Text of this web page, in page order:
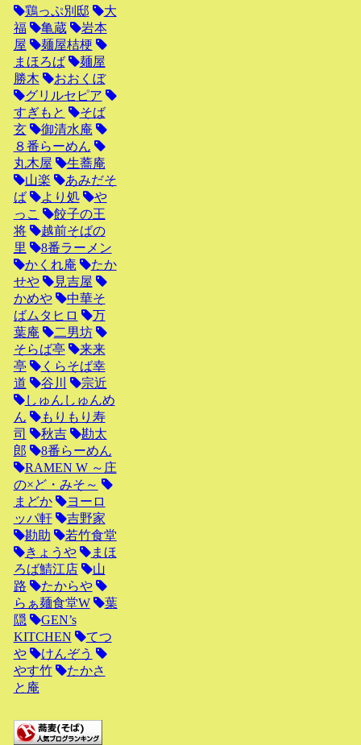
鶏っぷ別邸
大
福
亀蔵
岩本
屋
麺屋桔梗
まほろば
麺屋
勝木
おおくぼ
グリルセピア
すぎもと
そば
玄
御清水庵
８番らーめん
丸木屋
生蕎庵
山楽
あみだそ
ば
より処
や
っこ
餃子の王
将
越前そばの
里
8番ラーメン
かくれ庵
たか
せや
見吉屋
かめや
中華そ
ばムタヒロ
万
葉庵
二男坊
そらば亭
来来
亭
くらそば幸
道
谷川
宗近
しゅんしゅんめ
ん
もりもり寿
司
秋吉
勘太
郎
8番らーめん
RAMEN W ～庄
の×ど・みそ～
まどか
ヨーロ
ッパ軒
吉野家
勘助
若竹食堂
きょうや
まほ
ろば鯖江店
山
路
たからや
らぁ麺食堂W
葉
隠
GEN’s
KITCHEN
てつ
や
けんぞう
やす竹
たかさ
と庵